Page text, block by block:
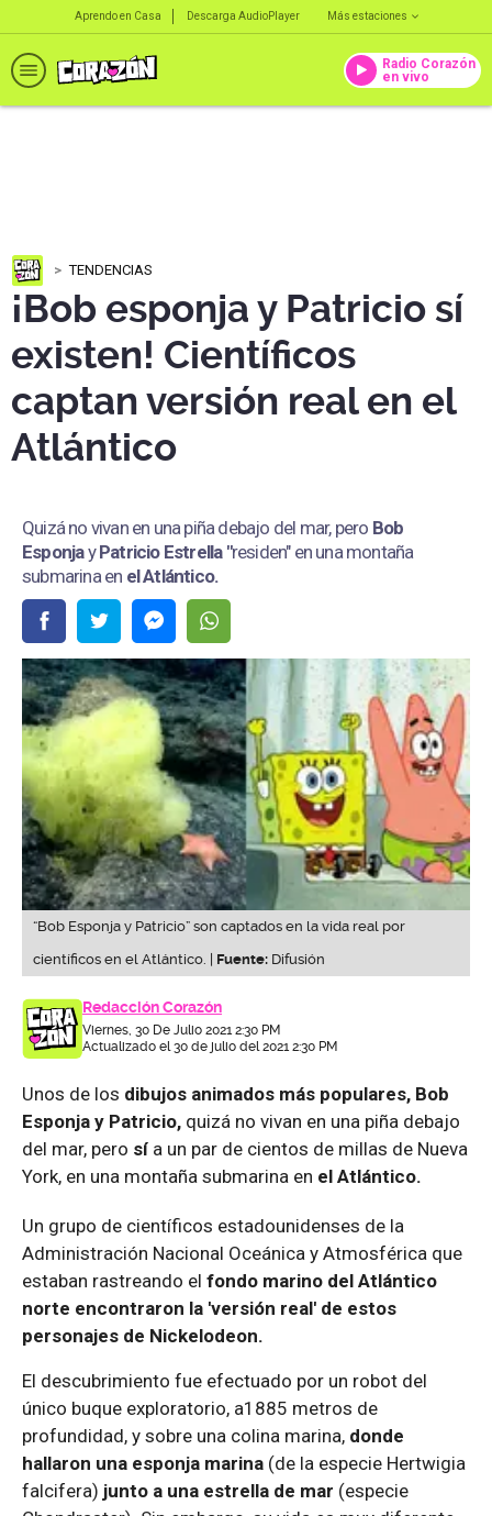
Aprendo en Casa Descarga AudioPlayer Más estaciones
Radio Corazón
en vivo
TENDENCIAS
¡Bob esponja y Patricio sí
existen! Científicos
captan versión real en el
Atlántico
Quizá no vivan en una piña debajo del mar, pero Bob
EsponjayPatricio Estrella "residen" en una montaña
submarina en el Atlántico.
“Bob Esponja y Patricio” son captados en la vida real por
científicos en el Atlántico. | Fuente: Difusión
Redacción Corazón
Viernes, 30 De Julio 2021 2:30 PM
Actualizado el 30 de julio del 2021 2:30 PM
Unos de los dibujos animados más populares, Bob
Esponja y Patricio, quizá no vivan en una piña debajo
del mar, pero sí a un par de cientos de millas de Nueva
York, en una montaña submarina en el Atlántico.
Un grupo de científicos estadounidenses de la
Administración Nacional Oceánica y Atmosférica que
estaban rastreando el fondo marino del Atlántico
norte encontraron la 'versión real' de estos
personajes de Nickelodeon.
El descubrimiento fue efectuado por un robot del
único buque exploratorio, a1885 metros de
profundidad, y sobre una colina marina, donde
hallaron una esponja marina (de la especie Hertwigia
falcifera) junto a una estrella de mar (especie